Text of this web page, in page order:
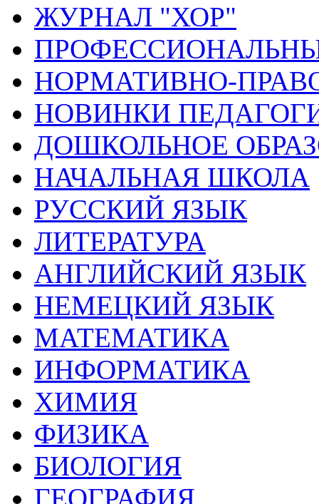
ЖУРНАЛ "ХОР"
НОРМАТИВНО-
НОВИНКИ
ДОШКОЛЬНОЕ
НАЧАЛЬНАЯ ШКОЛА
РУССКИЙ ЯЗЫК
ЛИТЕРАТУРА
АНГЛИЙСКИЙ ЯЗЫК
НЕМЕЦКИЙ ЯЗЫК
МАТЕМАТИКА
ИНФОРМАТИКА
ХИМИЯ
ФИЗИКА
БИОЛОГИЯ
ГЕОГРАФИЯ